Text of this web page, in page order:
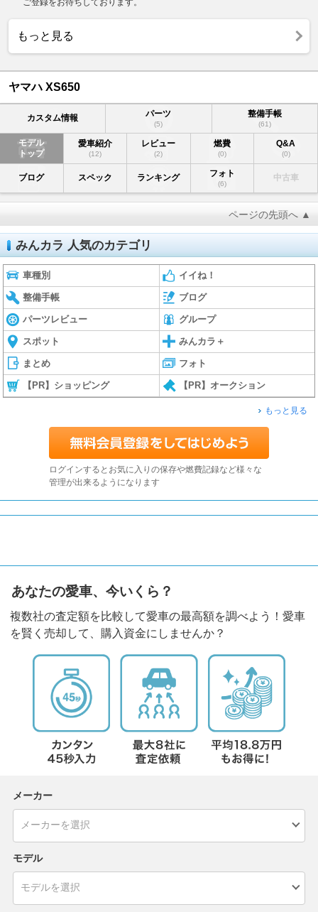
ご登録をお待ちしております。
もっと見る
ヤマハ XS650
カスタム情報 パーツ
(5)
整備手帳
(61)
モデル
トップ
愛車紹介
(12)
レビュー
(2)
燃費
(0)
Q&A
(0)
ブログ スペック ランキング フォト
(6)
中古車
ページの先頭へ ▲
みんカラ 人気のカテゴリ
車種別 イイね！
整備手帳 ブログ
パーツレビュー グループ
スポット みんカラ＋
まとめ フォト
【PR】ショッピング 【PR】オークション
もっと見る
ログインするとお気に入りの保存や燃費記録など様々な
管理が出来るようになります
あなたの愛車、今いくら？
複数社の査定額を比較して愛車の最高額を調べよう！愛車
を賢く売却して、購入資金にしませんか？
メーカー
モデル